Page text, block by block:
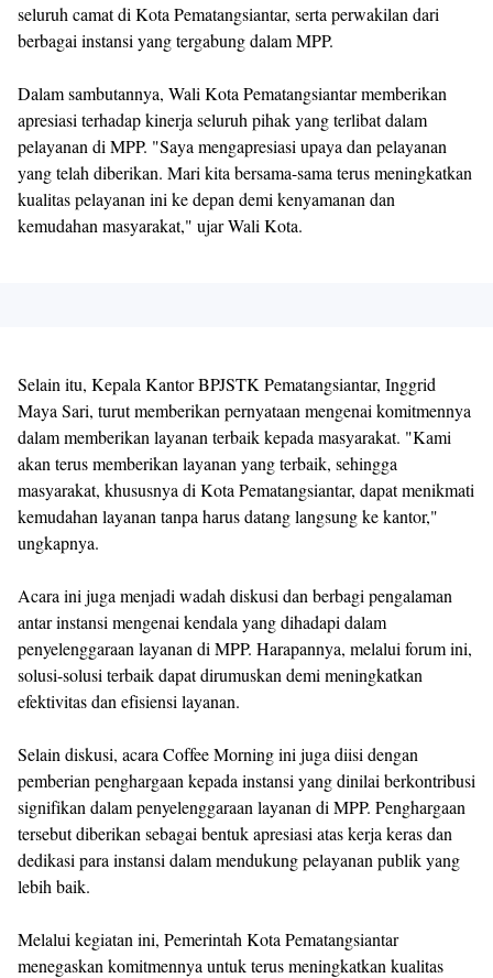
seluruh camat di Kota Pematangsiantar, serta perwakilan dari
berbagai instansi yang tergabung dalam MPP.
Dalam sambutannya, Wali Kota Pematangsiantar memberikan
apresiasi terhadap kinerja seluruh pihak yang terlibat dalam
pelayanan di MPP. "Saya mengapresiasi upaya dan pelayanan
yang telah diberikan. Mari kita bersama-sama terus meningkatkan
kualitas pelayanan ini ke depan demi kenyamanan dan
kemudahan masyarakat," ujar Wali Kota.
Selain itu, Kepala Kantor BPJSTK Pematangsiantar, Inggrid
Maya Sari, turut memberikan pernyataan mengenai komitmennya
dalam memberikan layanan terbaik kepada masyarakat. "Kami
akan terus memberikan layanan yang terbaik, sehingga
masyarakat, khususnya di Kota Pematangsiantar, dapat menikmati
kemudahan layanan tanpa harus datang langsung ke kantor,"
ungkapnya.
Acara ini juga menjadi wadah diskusi dan berbagi pengalaman
antar instansi mengenai kendala yang dihadapi dalam
penyelenggaraan layanan di MPP. Harapannya, melalui forum ini,
solusi-solusi terbaik dapat dirumuskan demi meningkatkan
efektivitas dan efisiensi layanan.
Selain diskusi, acara Coffee Morning ini juga diisi dengan
pemberian penghargaan kepada instansi yang dinilai berkontribusi
signifikan dalam penyelenggaraan layanan di MPP. Penghargaan
tersebut diberikan sebagai bentuk apresiasi atas kerja keras dan
dedikasi para instansi dalam mendukung pelayanan publik yang
lebih baik.
Melalui kegiatan ini, Pemerintah Kota Pematangsiantar
menegaskan komitmennya untuk terus meningkatkan kualitas